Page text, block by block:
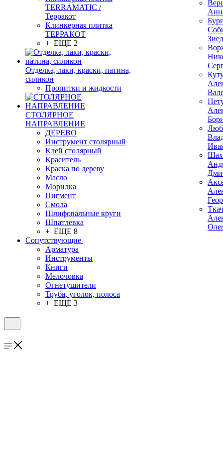
TERRAMATIC /
Терракот
Клинкерная плитка
ТЕРРАКОТ
+ ЕЩЕ 2
Отделка, лаки, краски, патина,
силикон
Пропитки и жидкости
СТОЛЯРНОЕ
НАПРАВЛЕНИЕ
ДЕРЕВО
Инструмент столярный
Клей столярный
Краситель
Краска по дереву
Масло
Морилка
Пигмент
Смола
Шлифовальные круги
Шпатлевка
+ ЕЩЕ 8
Сопутствующие
Арматура
Инструменты
Книги
Мелочовка
Огнетушители
Труба, уголок, полоса
+ ЕЩЕ 3